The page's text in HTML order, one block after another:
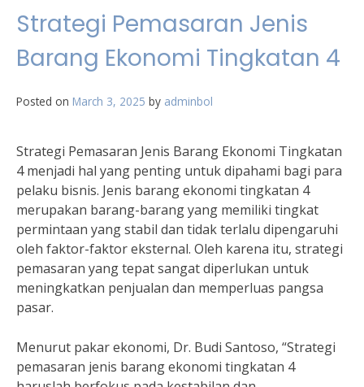
Strategi Pemasaran Jenis
Barang Ekonomi Tingkatan 4
Posted on March 3, 2025 by adminbol
Strategi Pemasaran Jenis Barang Ekonomi Tingkatan
4 menjadi hal yang penting untuk dipahami bagi para
pelaku bisnis. Jenis barang ekonomi tingkatan 4
merupakan barang-barang yang memiliki tingkat
permintaan yang stabil dan tidak terlalu dipengaruhi
oleh faktor-faktor eksternal. Oleh karena itu, strategi
pemasaran yang tepat sangat diperlukan untuk
meningkatkan penjualan dan memperluas pangsa
pasar.
Menurut pakar ekonomi, Dr. Budi Santoso, “Strategi
pemasaran jenis barang ekonomi tingkatan 4